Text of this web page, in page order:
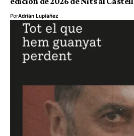
PorAdrián Lupiáñez